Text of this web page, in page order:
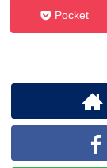
Pocket